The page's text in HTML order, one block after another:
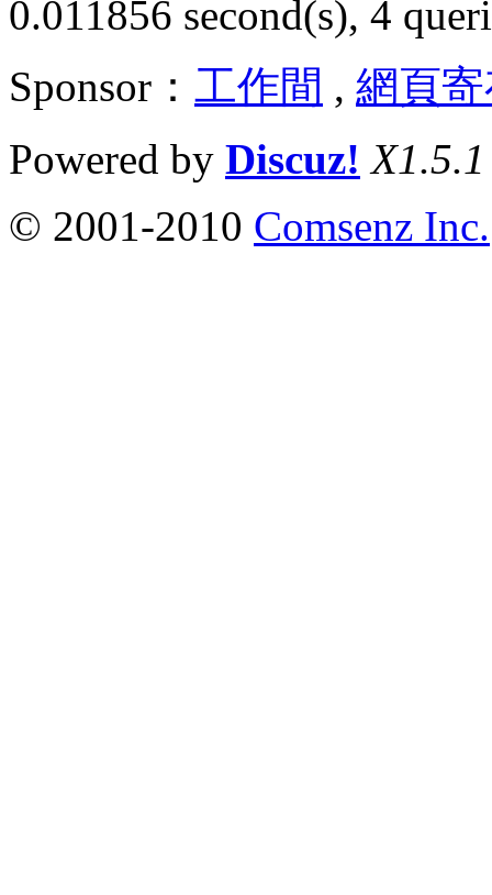
0.011856 second(s), 4
Sponsor： 工作間 , 網頁
Powered by Discuz! X1.5.1
© 2001-2010 Comsenz Inc.